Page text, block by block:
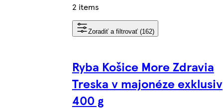
2 items
Zoradiť a filtrovať (162)
Ryba Košice More Zdravia
Treska v majonéze exklusiv
400 g